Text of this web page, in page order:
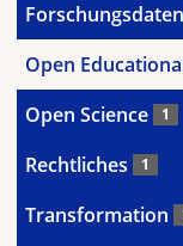
Forschungsdaten
Open
Open Science 1
Rechtliches 1
Transformation